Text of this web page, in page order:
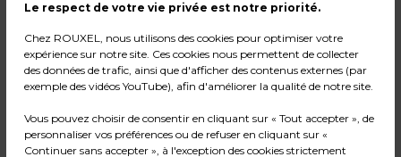
Étiquettes cadeaux adhésives "Joyeux Noël"
Noir / Or 32 x 19 mm - Boîte de 1000
Code :19241
Dimensions : 32 x 19 mm
Poids : 0,14 kg
Le respect de votre vie privée est notre priorité.
Chez ROUXEL, nous utilisons des cookies pour optimiser votre
expérience sur notre site. Ces cookies nous permettent de collecter
des données de trafic, ainsi que d'afficher des contenus externes (par
exemple des vidéos YouTube), afin d'améliorer la qualité de notre site.
Vous pouvez choisir de consentir en cliquant sur « Tout accepter », de
personnaliser vos préférences ou de refuser en cliquant sur «
Continuer sans accepter », à l'exception des cookies strictement